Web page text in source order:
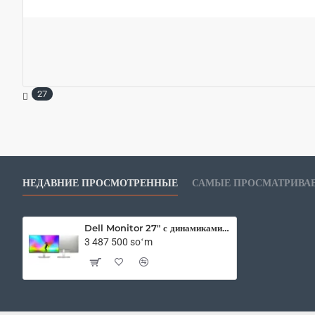
27
НЕДАВНИЕ ПРОСМОТРЕННЫЕ САМЫЕ
Dell Monitor 27" с динамиками S2721H FHD IPS 75Hz
3 487 500 soʻm